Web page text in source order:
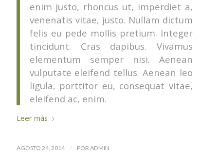
enim justo, rhoncus ut, imperdiet a,
venenatis vitae, justo. Nullam dictum
felis eu pede mollis pretium. Integer
tincidunt. Cras dapibus. Vivamus
elementum semper nisi. Aenean
vulputate eleifend tellus. Aenean leo
ligula, porttitor eu, consequat vitae,
eleifend ac, enim.
Leer más
AGOSTO 24, 2014 / PORADMIN